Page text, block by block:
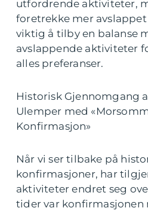
utfordrende aktiviteter,
foretrekke mer
viktig å tilby en balanse
avslappende aktiviteter
alles preferanser.
Historisk Gjennomgang
Ulemper med
Konfirmasjon»
Når vi ser tilbake på
konfirmasjoner, har
aktiviteter endret seg
tider var konfirmasjonen